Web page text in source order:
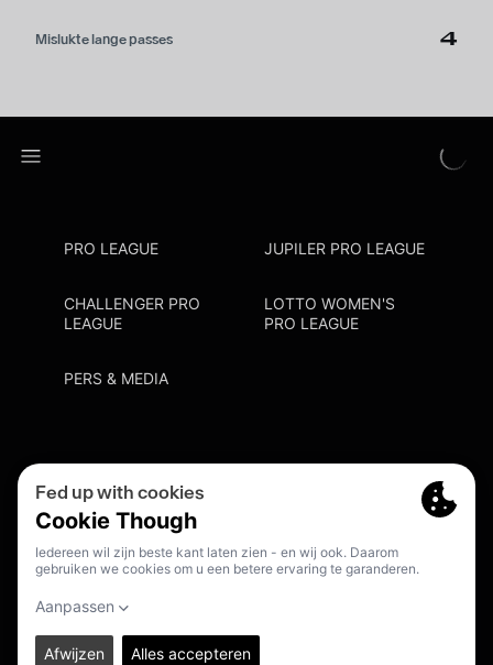
Mislukte lange passes 4
PRO LEAGUE JUPILER PRO LEAGUE
CHALLENGER PRO
LEAGUE
LOTTO WOMEN'S
PRO LEAGUE
PERS & MEDIA
Cookie Policy
Meldpunt Racisme En Discriminatie
© 2026. PRO LEAGUE. ALL RIGHTS RESERVED